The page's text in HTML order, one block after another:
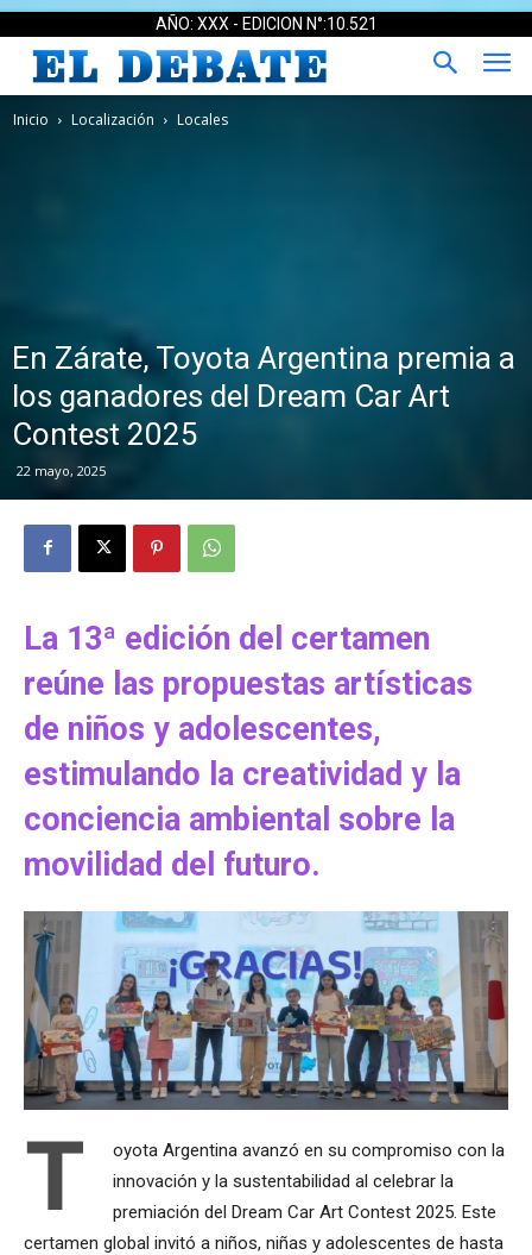
AÑO: XXX - EDICION N°:10.521
Inicio Localización Locales
En Zárate, Toyota Argentina premia a
los ganadores del Dream Car Art
Contest 2025
22 mayo, 2025
La 13ª edición del certamen
reúne las propuestas artísticas
de niños y adolescentes,
estimulando la creatividad y la
conciencia ambiental sobre la
movilidad del futuro.
T
oyota Argentina avanzó en su compromiso con la
innovación y la sustentabilidad al celebrar la
premiación del Dream Car Art Contest 2025. Este
certamen global invitó a niños, niñas y adolescentes de hasta